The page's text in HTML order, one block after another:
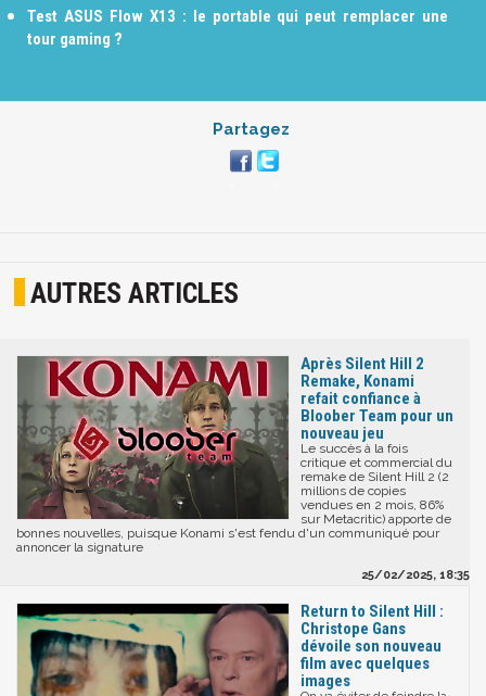
Test ASUS Flow X13 : le portable qui peut remplacer une
tour gaming ?
Partagez
AUTRES ARTICLES
Après Silent Hill 2
Remake, Konami
refait confiance à
Bloober Team pour un
nouveau jeu
Le succès à la fois
critique et commercial du
remake de Silent Hill 2 (2
millions de copies
vendues en 2 mois, 86%
sur Metacritic) apporte de
bonnes nouvelles, puisque Konami s'est fendu d'un communiqué pour
annoncer la signature
25/02/2025, 18:35
Return to Silent Hill :
Christope Gans
dévoile son nouveau
film avec quelques
images